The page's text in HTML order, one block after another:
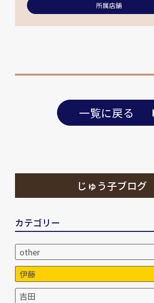
所属店舗
一覧に戻る
じゅう子ブログ
カテゴリー
other
伊藤
吉田